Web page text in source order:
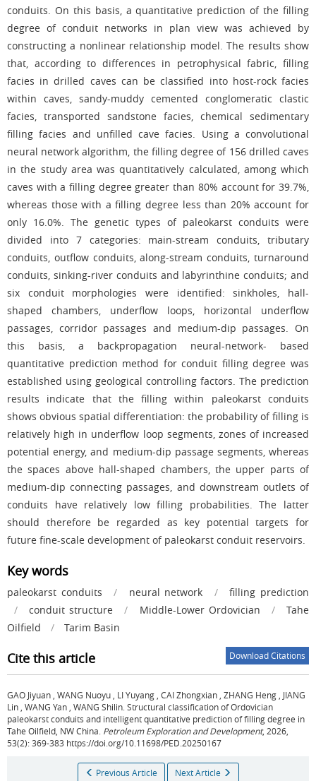
conduits. On this basis, a quantitative prediction of the filling
degree of conduit networks in plan view was achieved by
constructing a nonlinear relationship model. The results show
that, according to differences in petrophysical fabric, filling
facies in drilled caves can be classified into host-rock facies
within caves, sandy-muddy cemented conglomeratic clastic
facies, transported sandstone facies, chemical sedimentary
filling facies and unfilled cave facies. Using a convolutional
neural network algorithm, the filling degree of 156 drilled caves
in the study area was quantitatively calculated, among which
caves with a filling degree greater than 80% account for 39.7%,
whereas those with a filling degree less than 20% account for
only 16.0%. The genetic types of paleokarst conduits were
divided into 7 categories: main-stream conduits, tributary
conduits, outflow conduits, along-stream conduits, turnaround
conduits, sinking-river conduits and labyrinthine conduits; and
six conduit morphologies were identified: sinkholes, hall-
shaped chambers, underflow loops, horizontal underflow
passages, corridor passages and medium-dip passages. On
this basis, a backpropagation neural-network- based
quantitative prediction method for conduit filling degree was
established using geological controlling factors. The prediction
results indicate that the filling within paleokarst conduits
shows obvious spatial differentiation: the probability of filling is
relatively high in underflow loop segments, zones of increased
potential energy, and medium-dip passage segments, whereas
the spaces above hall-shaped chambers, the upper parts of
medium-dip connecting passages, and downstream outlets of
conduits have relatively low filling probabilities. The latter
should therefore be regarded as key potential targets for
future fine-scale development of paleokarst conduit reservoirs.
Key words
paleokarst conduits / neural network /
filling prediction
/
conduit structure / Middle-Lower Ordovician /
Tahe
Oilfield
/ Tarim Basin
Cite this article Download Citations
GAO Jiyuan WANG Nuoyu LI Yuyang CAI Zhongxian ZHANG Heng
JIANG
Lin WANG Yan WANG Shilin Structural classification of Ordovician
paleokarst conduits and intelligent quantitative prediction of filling degree in
Tahe Oilfield, NW China. Petroleum Exploration and Development, 2026,
53(2): 369-383 https://doi.org/10.11698/PED.20250167
Previous Article Next Article